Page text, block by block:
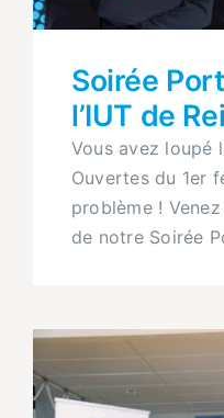
Soirée
l’IUT de
Vous avez loupé
Ouvertes du 1er
problème !
de notre Soirée